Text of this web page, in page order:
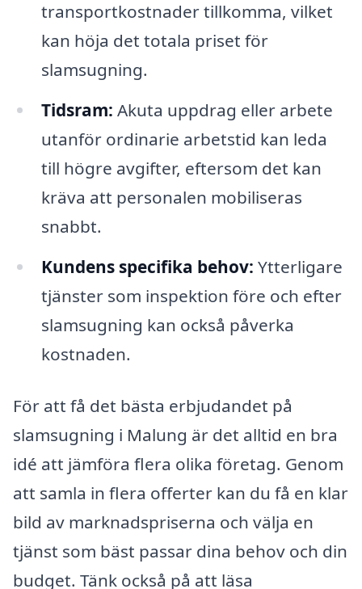
transportkostnader tillkomma, vilket
kan höja det totala priset för
slamsugning.
Tidsram: Akuta uppdrag eller arbete
utanför ordinarie arbetstid kan leda
till högre avgifter, eftersom det kan
kräva att personalen mobiliseras
snabbt.
Kundens specifika behov: Ytterligare
tjänster som inspektion före och efter
slamsugning kan också påverka
kostnaden.
För att få det bästa erbjudandet på
slamsugning i Malung är det alltid en bra
idé att jämföra flera olika företag. Genom
att samla in flera offerter kan du få en klar
bild av marknadspriserna och välja en
tjänst som bäst passar dina behov och din
budget. Tänk också på att läsa